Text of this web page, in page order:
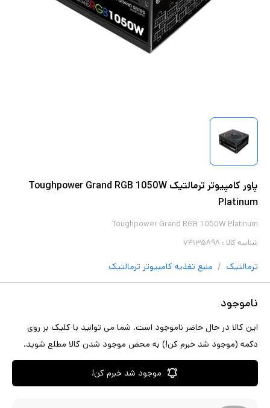
پاور کامپیوتر ترمالتیک Toughpower Grand RGB 1050W
Platinum
Toughpower Grand RGB 1050W Platinum
شناسه کالا : ۷۴۱۳۵۸۹۸
ترمالتیک / منبع تغذیه کامپیوتر ترمالتیک
ناموجود
این کالا در حال حاضر ناموجود است. شما می توانید با کلیک بر روی
دکمه (موجود شد خبرم کن!) به محض موجود شدن کالا مطلع شوید.
موجود شد خبرم کن!